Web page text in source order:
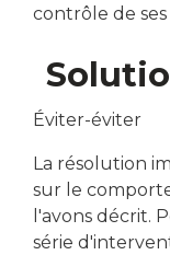
contrôle de
Éviter-éviter
La résolution
sur le
l'avons décrit.
série